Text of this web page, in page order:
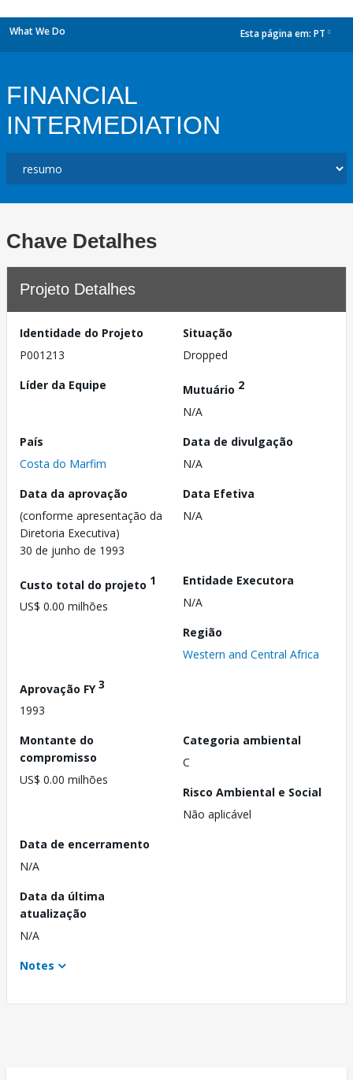
What We Do Esta página em: PT
FINANCIAL
INTERMEDIATION
Chave Detalhes
Projeto Detalhes
Identidade do Projeto
P001213
Situação
Dropped
Líder da Equipe
Mutuário 2
N/A
País
Costa do Marfim
Data de divulgação
N/A
Data da aprovação
(conforme apresentação da
Diretoria Executiva)
30 de junho de 1993
Data Efetiva
N/A
Custo total do projeto 1
US$ 0.00 milhões
Entidade Executora
N/A
Região
Western and Central Africa
Aprovação FY3
1993
Montante do
compromisso
US$ 0.00 milhões
Categoria ambiental
C
Risco Ambiental e Social
Não aplicável
Data de encerramento
N/A
Data da última
atualização
N/A
Notes